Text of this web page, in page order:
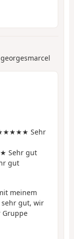
georgesmarcel
Sehr
Sehr gut
gut
meinem
sehr gut, wir
Gruppe